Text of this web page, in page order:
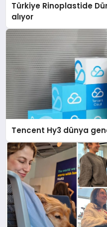
Türkiye Rinoplastide
alıyor
Tencent Hy3 dünya